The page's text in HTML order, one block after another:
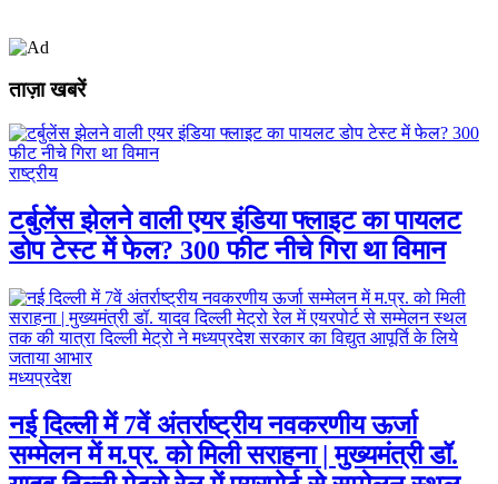
ताज़ा खबरें
राष्ट्रीय
टर्बुलेंस झेलने वाली एयर इंडिया फ्लाइट का पायलट
डोप टेस्ट में फेल? 300 फीट नीचे गिरा था विमान
मध्यप्रदेश
नई दिल्ली में 7वें अंतर्राष्ट्रीय नवकरणीय ऊर्जा
सम्मेलन में म.प्र. को मिली सराहना | मुख्यमंत्री डॉ.